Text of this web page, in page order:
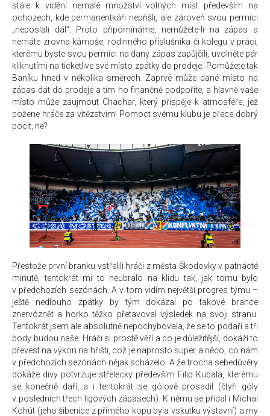
stále k vidění nemalé množství volných míst především na
ochozech, kde permanentkáři nepřišli, ale zároveň svou permici
„neposlali dál“. Proto připomínáme, nemůžete-li na zápas a
nemáte zrovna kámoše, rodinného příslušníka či kolegu v práci,
kterému byste svou permici na daný zápas zapůjčili, uvolněte pár
kliknutími na ticketlive své místo zpátky do prodeje. Pomůžete tak
Baníku hned v několika směrech. Zaprvé může dané místo na
zápas dát do prodeje a tím ho finančně podpoříte, a hlavně vaše
místo může zaujmout Chachar, který přispěje k atmosféře, jež
požene hráče za vítězstvím! Pomoct svému klubu je přece dobrý
pocit, ne?
Přestože první branku vstřelili hráči z města Škodovky v patnácté
minutě, tentokrát mi to neubralo na klidu tak, jak tomu bylo
v předchozích sezónách. A v tom vidím největší progres týmu –
ještě nedlouho zpátky by tým dokázal po takové brance
znervóznět a horko těžko přetavoval výsledek na svoji stranu.
Tentokrát jsem ale absolutně nepochybovala, že se to podaří a tři
body budou naše. Hráči si prostě věří a co je důležitější, dokáží to
převést na výkon na hřišti, což je naprosto super a něco, co nám
v předchozích sezónách nějak scházelo. A že trocha sebedůvěry
dokáže divy potvrzuje střelecky především Filip Kubala, kterému
se konečně daří, a i tentokrát se gólově prosadil (čtyři góly
v posledních třech ligových zápasech). K němu se přidal i Michal
Kohút (jeho šibenice z přímého kopu byla vskutku výstavní) a my